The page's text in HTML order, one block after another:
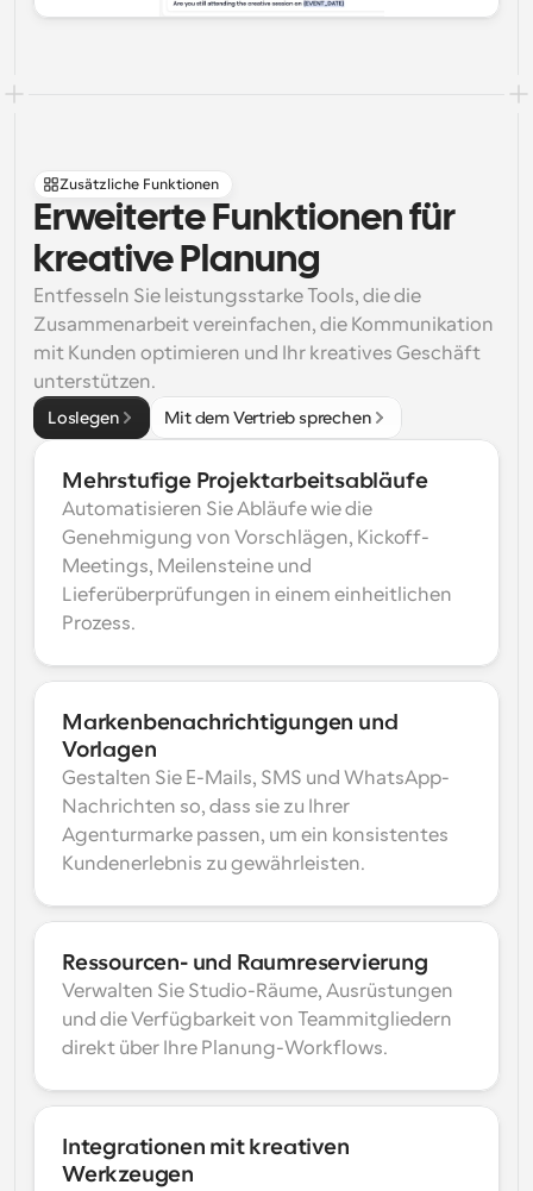
Zusätzliche Funktionen
Erweiterte Funktionen für
kreative Planung
Entfesseln Sie leistungsstarke Tools, die die
Zusammenarbeit vereinfachen, die Kommunikation
mit Kunden optimieren und Ihr kreatives Geschäft
unterstützen.
Loslegen Mit dem Vertrieb sprechen
Mehrstufige Projektarbeitsabläufe
Automatisieren Sie Abläufe wie die
Genehmigung von Vorschlägen, Kickoff-
Meetings, Meilensteine und
Lieferüberprüfungen in einem einheitlichen
Prozess.
Markenbenachrichtigungen und
Vorlagen
Gestalten Sie E-Mails, SMS und WhatsApp-
Nachrichten so, dass sie zu Ihrer
Agenturmarke passen, um ein konsistentes
Kundenerlebnis zu gewährleisten.
Ressourcen- und Raumreservierung
Verwalten Sie Studio-Räume, Ausrüstungen
und die Verfügbarkeit von Teammitgliedern
direkt über Ihre Planung-Workflows.
Integrationen mit kreativen
Werkzeugen